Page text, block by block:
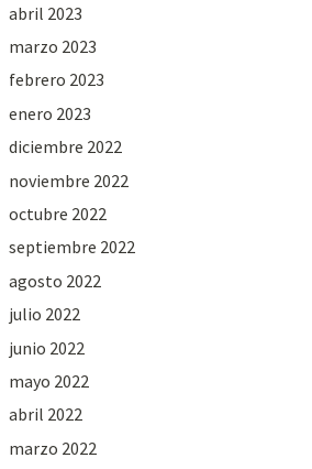
abril 2023
marzo 2023
febrero 2023
enero 2023
diciembre 2022
noviembre 2022
octubre 2022
septiembre 2022
agosto 2022
julio 2022
junio 2022
mayo 2022
abril 2022
marzo 2022